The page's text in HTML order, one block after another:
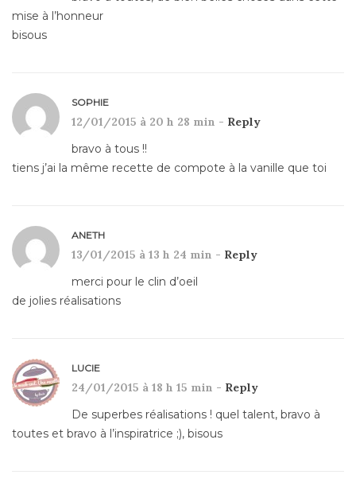
mise à l’honneur
bisous
SOPHIE
12/01/2015 à 20 h 28 min - Reply
bravo à tous !!
tiens j’ai la même recette de compote à la vanille que toi
ANETH
13/01/2015 à 13 h 24 min - Reply
merci pour le clin d’oeil
de jolies réalisations
LUCIE
24/01/2015 à 18 h 15 min - Reply
De superbes réalisations ! quel talent, bravo à
toutes et bravo à l’inspiratrice ;), bisous